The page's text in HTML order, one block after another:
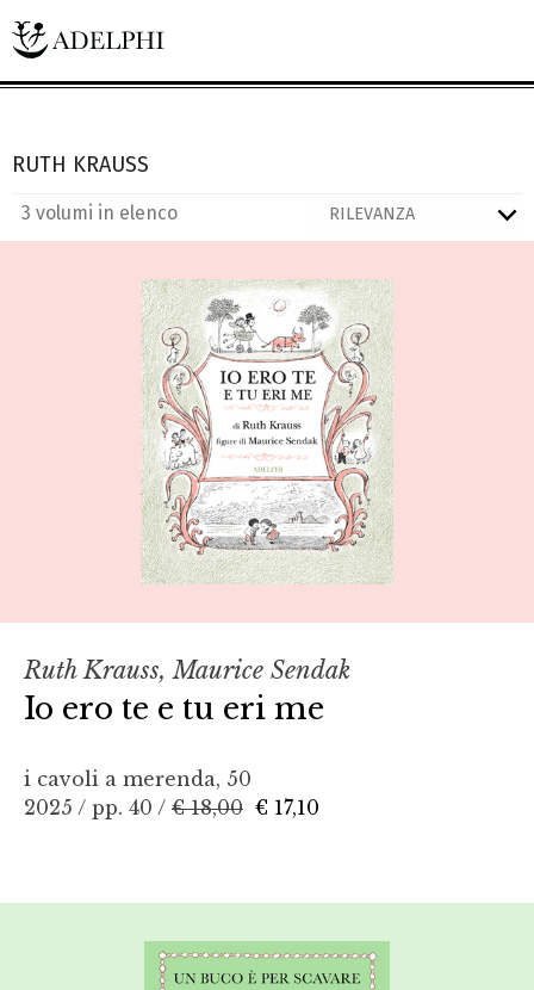
RUTH KRAUSS
3 volumi in elenco
Ruth Krauss, Maurice Sendak
Io ero te e tu eri me
i cavoli a merenda, 50
2025 / pp. 40 / € 18,00 € 17,10